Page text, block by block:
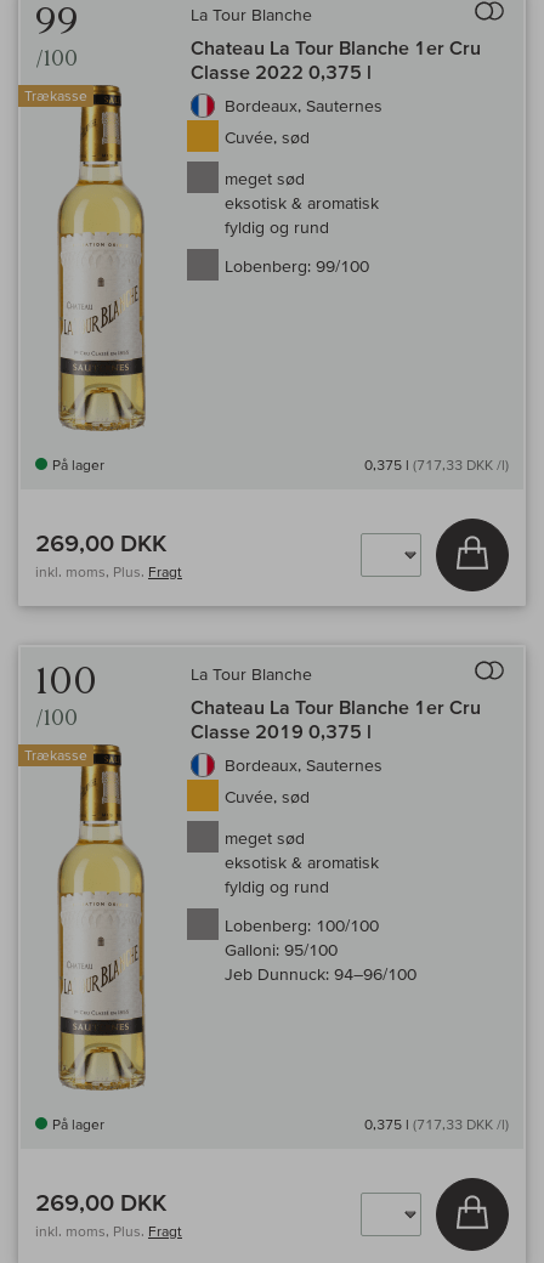
99
/100
Trækasse
La Tour Blanche
Chateau La Tour Blanche 1er Cru
Classe 2022 0,375 l
Bordeaux, Sauternes
Cuvée, sød
meget sød
eksotisk & aromatisk
fyldig og rund
Lobenberg: 99/100
På lager 0,375 l (717,33 DKK /l)
269,00 DKK
inkl. moms, Plus. Fragt
Læg i
100
/100
Trækasse
La Tour Blanche
Chateau La Tour Blanche 1er Cru
Classe 2019 0,375 l
Bordeaux, Sauternes
Cuvée, sød
meget sød
eksotisk & aromatisk
fyldig og rund
Lobenberg: 100/100
Galloni: 95/100
Jeb Dunnuck: 94–96/100
På lager 0,375 l (717,33 DKK /l)
269,00 DKK
inkl. moms, Plus. Fragt
Læg i